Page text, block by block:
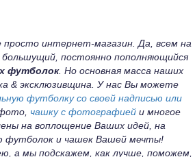
интернет-магазин. Да, всем на
постоянно пополняющийся
футболок. Но основная масса наших
& эксклюзивщина. У нас Вы можете
футболку со своей надписью или
чашку с фотографиейи многое
на воплощение Ваших идей, на
футболок и чашек Вашей мечты!
а мы подскажем, как лучше, поможем,